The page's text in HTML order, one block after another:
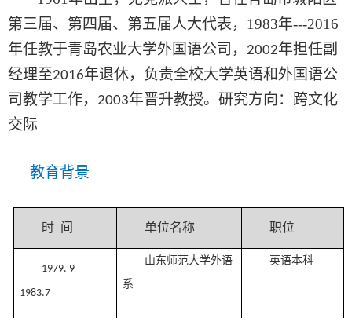
第三届、第四届、第五届人大代表， 1983年---2016
年任教于青岛农业大学外国语公司， 2002年担任副
经理至2016年退休，负责全校大学英语和外国语公
司教学工作， 2003年晋升教授。研究方向：跨文化
交际
教育背景
时 间 单位名称 职位
1979. 9—
1983.7
山东师范大学外语
系
英语本科